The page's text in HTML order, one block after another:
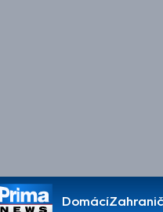
Domácí